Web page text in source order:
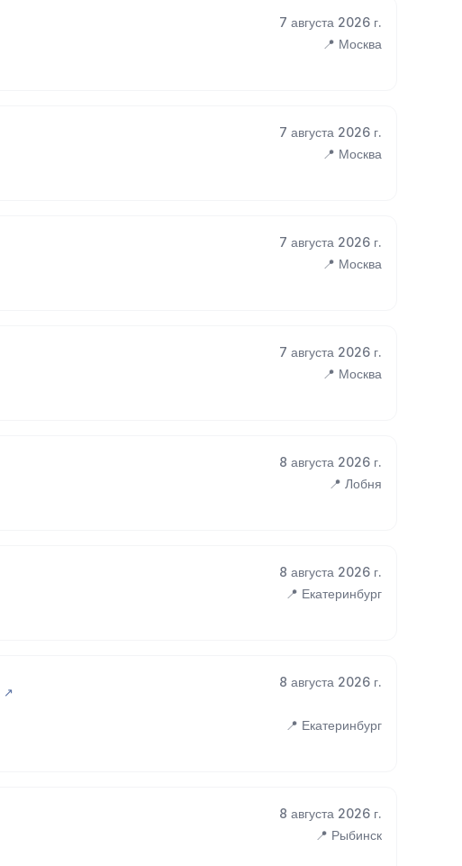
7 августа 2026 г.
📍 Москва
7 августа 2026 г.
📍 Москва
7 августа 2026 г.
📍 Москва
7 августа 2026 г.
📍 Москва
8 августа 2026 г.
📍 Лобня
8 августа 2026 г.
📍 Екатеринбург
8 августа 2026 г.
📍 Екатеринбург
8 августа 2026 г.
📍 Рыбинск